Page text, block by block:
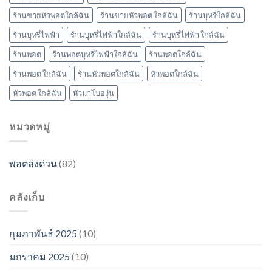
ร้านขายหัวพอตใกล้ฉัน
ร้านขายหัวพอต ใกล้ฉัน
ร้านบุหรี่ใกล้ฉัน
ร้านบุหรี่ไฟฟ้า
ร้านบุหรี่ไฟฟ้าใกล้ฉัน
ร้านบุหรี่ไฟฟ้า ใกล้ฉัน
ร้านพอต
ร้านพอตบุหรี่ไฟฟ้าใกล้ฉัน
ร้านพอตใกล้ฉัน
ร้านพอต ใกล้ฉัน
ร้านหัวพอตใกล้ฉัน
หัวพอตใกล้ฉัน
หัวพอต ใกล้ฉัน
หัวมาโบองุ่น
หมวดหมู่
พอตส่งด่วน(82)
คลังเก็บ
กุมภาพันธ์ 2025 (10)
มกราคม 2025 (10)